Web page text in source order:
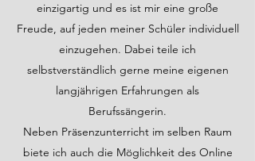
einzigartig und es ist mir eine große
Freude, auf jeden meiner Schüler individuell
einzugehen. Dabei teile ich
selbstverständlich gerne meine eigenen
langjährigen Erfahrungen als
Berufssängerin.
Neben Präsenzunterricht im selben Raum
biete ich auch die Möglichkeit des Online